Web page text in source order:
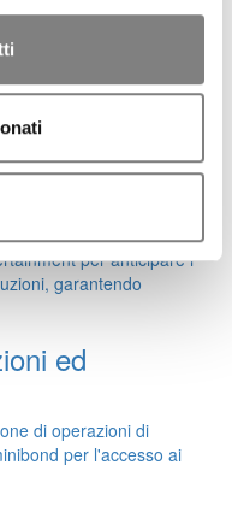
la gestione e ridurre i
per anticipare i
garantendo
ed
di operazioni di
per l'accesso ai